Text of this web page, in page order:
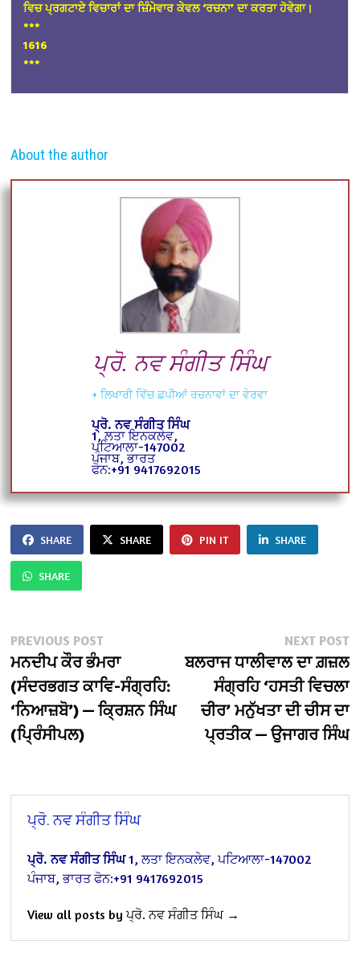
ਵਿਚ ਪ੍ਰਗਟਾਏ ਵਿਚਾਰਾਂ ਦਾ ਜ਼ਿੰਮੇਵਾਰ ਕੇਵਲ ‘ਰਚਨਾ’ ਦਾ ਕਰਤਾ ਹੋਵੇਗਾ।
***
1616
***
About the author
ਪ੍ਰੋ. ਨਵ ਸੰਗੀਤ ਸਿੰਘ
+ ਲਿਖਾਰੀ ਵਿੱਚ ਛਪੀਆਂ ਰਚਨਾਵਾਂ ਦਾ ਵੇਰਵਾ
ਪ੍ਰੋ. ਨਵ ਸੰਗੀਤ ਸਿੰਘ
1, ਲਤਾ ਇਨਕਲੇਵ,
ਪਟਿਆਲਾ-147002
ਪੰਜਾਬ, ਭਾਰਤ
ਫੋਨ:+91 9417692015
SHARE SHARE PIN IT SHARE
SHARE
Post
navigation
PREVIOUS POSTPrevious
post:
ਮਨਦੀਪ ਕੌਰ ਭੰਮਰਾ
(ਸੰਦਰਭਗਤ ਕਾਵਿ-ਸੰਗ੍ਰਹਿ:
‘ਨਿਆਜ਼ਬੋ’) — ਕ੍ਰਿਸ਼ਨ ਸਿੰਘ
(ਪ੍ਰਿੰਸੀਪਲ)
NEXT POST
ਬਲਰਾਜ ਧਾਲੀਵਾਲ ਦਾ ਗ਼ਜ਼ਲ
ਸੰਗ੍ਰਹਿ ‘ਹਸਤੀ ਵਿਚਲਾ
ਚੀਰ’ ਮਨੁੱਖਤਾ ਦੀ ਚੀਸ ਦਾ
ਪ੍ਰਤੀਕ — ਉਜਾਗਰ ਸਿੰਘ
ਪ੍ਰੋ. ਨਵ ਸੰਗੀਤ ਸਿੰਘ
ਪ੍ਰੋ. ਨਵ ਸੰਗੀਤ ਸਿੰਘ 1, ਲਤਾ ਇਨਕਲੇਵ, ਪਟਿਆਲਾ-147002
ਪੰਜਾਬ, ਭਾਰਤ ਫੋਨ:+91 9417692015
View all posts by ਪ੍ਰੋ. ਨਵ ਸੰਗੀਤ ਸਿੰਘ →